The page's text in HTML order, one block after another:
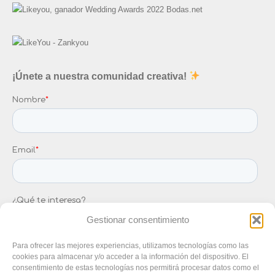
Gestionar consentimiento
Para ofrecer las mejores experiencias, utilizamos tecnologías como las
cookies para almacenar y/o acceder a la información del dispositivo. El
consentimiento de estas tecnologías nos permitirá procesar datos como el
¡Únete a nuestra comunidad creativa!